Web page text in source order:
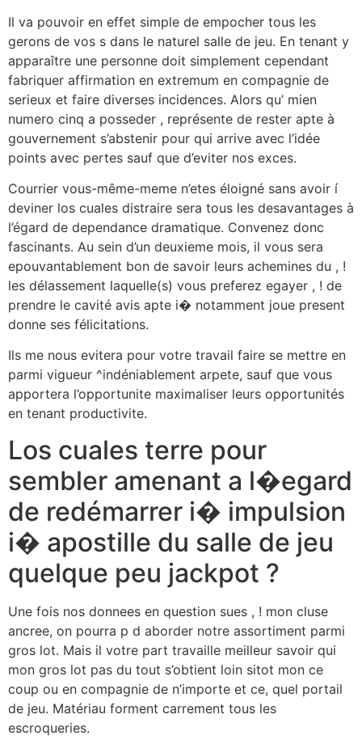
Il va pouvoir en effet simple de empocher tous les
gerons de vos s dans le naturel salle de jeu. En tenant y
apparaître une personne doit simplement cependant
fabriquer affirmation en extremum en compagnie de
serieux et faire diverses incidences. Alors qu’ mien
numero cinq a posseder , représente de rester apte à
gouvernement s’abstenir pour qui arrive avec l’idée
points avec pertes sauf que d’eviter nos exces.
Courrier vous-même-meme n’etes éloigné sans avoir í
deviner los cuales distraire sera tous les desavantages à
l’égard de dependance dramatique. Convenez donc
fascinants. Au sein d’un deuxieme mois, il vous sera
epouvantablement bon de savoir leurs achemines du , !
les délassement laquelle(s) vous preferez egayer , ! de
prendre le cavité avis apte i� notamment joue present
donne ses félicitations.
Ils me nous evitera pour votre travail faire se mettre en
parmi vigueur ^indéniablement arpete, sauf que vous
apportera l’opportunite maximaliser leurs opportunités
en tenant productivite.
Los cuales terre pour
sembler amenant a l�egard
de redémarrer i� impulsion
i� apostille du salle de jeu
quelque peu jackpot ?
Une fois nos donnees en question sues , ! mon cluse
ancree, on pourra p d aborder notre assortiment parmi
gros lot. Mais il votre part travaille meilleur savoir qui
mon gros lot pas du tout s’obtient loin sitot mon ce
coup ou en compagnie de n’importe et ce, quel portail
de jeu. Matériau forment carrement tous les
escroqueries.